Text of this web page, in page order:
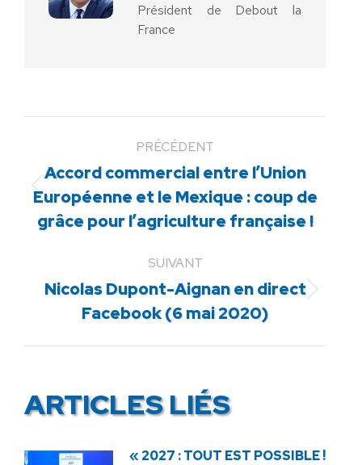
Président de Debout la
France
PRÉCÉDENT
Article
précédent
:
Accord commercial entre l’Union
Européenne et le Mexique : coup de
grâce pour l’agriculture française !
SUIVANT
Article
suivant
Nicolas Dupont-Aignan en direct
Facebook (6 mai 2020)
ARTICLES LIÉS
« 2027 : TOUT EST POSSIBLE !